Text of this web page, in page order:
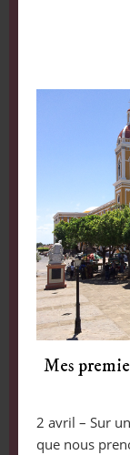
Mes
2 avril – Sur
que nous